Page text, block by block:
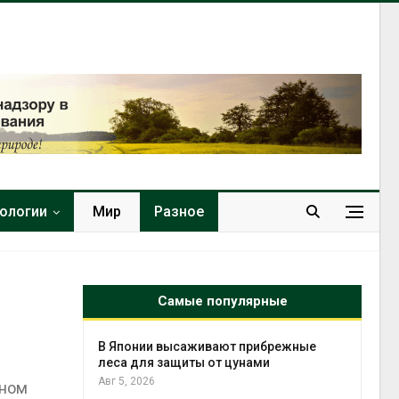
Мир Разное
Самые популярные
В Японии высаживают прибрежные
леса для защиты от цунами
Авг 5, 2026